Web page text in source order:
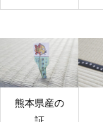
熊本県産の